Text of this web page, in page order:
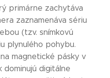
primárne zachytáva
zaznamenáva sériu
(tzv. snímkovú
plynulého pohybu.
magnetické pásky v
dominujú digitálne